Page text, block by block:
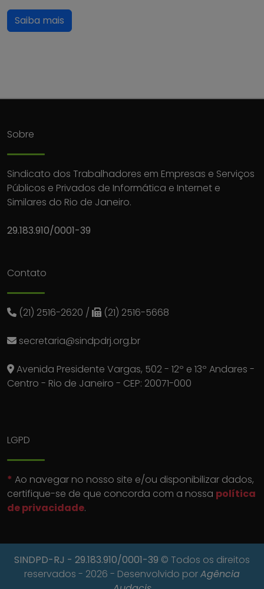
Saiba mais
Sobre
Sindicato dos Trabalhadores em Empresas e Serviços
Públicos e Privados de Informática e Internet e
Similares do Rio de Janeiro.
29.183.910/0001-39
Contato
(21) 2516-2620 / (21) 2516-5668
secretaria@sindpdrj.org.br
Avenida Presidente Vargas, 502 - 12º e 13º Andares -
Centro - Rio de Janeiro - CEP: 20071-000
LGPD
* Ao navegar no nosso site e/ou disponibilizar dados,
certifique-se de que concorda com a nossa política
de privacidade.
SINDPD-RJ - 29.183.910/0001-39 © Todos os direitos
reservados - 2026 - Desenvolvido porAgência